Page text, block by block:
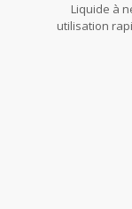
Liquide à
utilisation